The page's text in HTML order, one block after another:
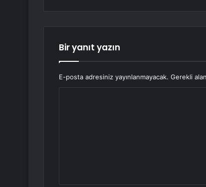
Bir yanıt yazın
E-posta adresiniz yayınlanmayacak. Gerekli